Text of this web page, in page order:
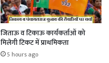
जिताऊ व टिकाऊ कार्यकर्ताओं को
मिलेगी टिकट में प्राथमिकता
5 hours ago